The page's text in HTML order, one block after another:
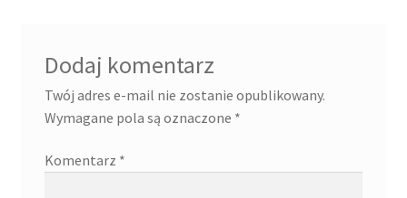
Dodaj komentarz
Twój adres e-mail nie zostanie opublikowany.
Wymagane pola są oznaczone *
Komentarz *